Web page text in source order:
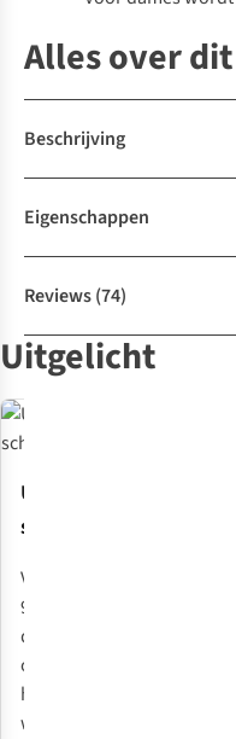
Alles over
Beschrijving
Eigenschappen
Reviews(74)
Uitgelicht
Uitstekende
schokdemping
Vangt tot
90% van
de impact
op tijdens
het
wandelen.